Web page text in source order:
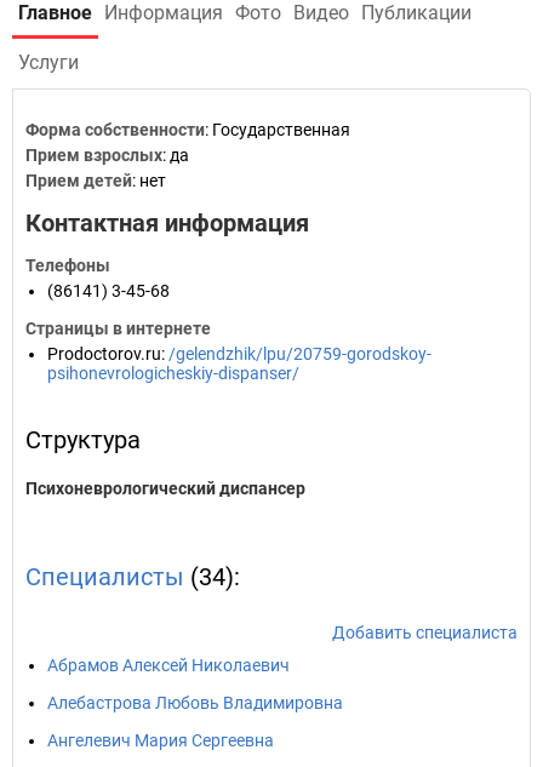
Главное Информация Фото Видео Публикации
Услуги
Форма собственности: Государственная
Прием взрослых: да
Прием детей: нет
Контактная информация
Телефоны
(86141) 3-45-68
Страницы в интернете
Prodoctorov.ru: /gelendzhik/lpu/20759-gorodskoy-
psihonevrologicheskiy-dispanser/
Структура
Психоневрологический диспансер
Специалисты (34):
Добавить специалиста
Абрамов Алексей Николаевич
Алебастрова Любовь Владимировна
Ангелевич Мария Сергеевна